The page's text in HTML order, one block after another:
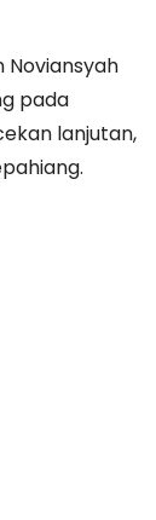
Noviansyah
pada
lanjutan,